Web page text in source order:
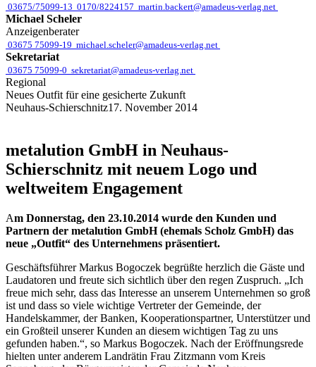
03675/75099-13 0170/8224157 martin.backert@amadeus-verlag.net
Michael Scheler
Anzeigenberater
03675 75099-19 michael.scheler@amadeus-verlag.net
Sekretariat
03675 75099-0 sekretariat@amadeus-verlag.net
Regional
Neues Outfit für eine gesicherte Zukunft
Neuhaus-Schierschnitz17. November 2014
metalution GmbH in Neuhaus-
Schierschnitz mit neuem Logo und
weltweitem Engagement
Am Donnerstag, den 23.10.2014 wurde den Kunden und
Partnern der metalution GmbH (ehemals Scholz GmbH) das
neue „Outfit“ des Unternehmens präsentiert.
Geschäftsführer Markus Bogoczek begrüßte herzlich die Gäste und
Laudatoren und freute sich sichtlich über den regen Zuspruch. „Ich
freue mich sehr, dass das Interesse an unserem Unternehmen so groß
ist und dass so viele wichtige Vertreter der Gemeinde, der
Handelskammer, der Banken, Kooperationspartner, Unterstützer und
ein Großteil unserer Kunden an diesem wichtigen Tag zu uns
gefunden haben.“, so Markus Bogoczek. Nach der Eröffnungsrede
hielten unter anderem Landrätin Frau Zitzmann vom Kreis